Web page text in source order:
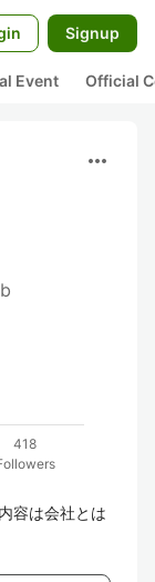
Signup
Event Official
more_horiz
418
容は会社とは